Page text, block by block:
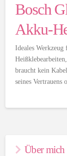
Bosch
Akku-
Ideales
braucht kein
seines Vertrauens
Über mich